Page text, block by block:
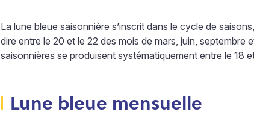
La lune bleue saisonnière s’inscrit dans le cycle de
dire entre le 20 et le 22 des mois de mars, juin, septembre
saisonnières se produisent systématiquement entre le 18
Lune bleue mensuelle